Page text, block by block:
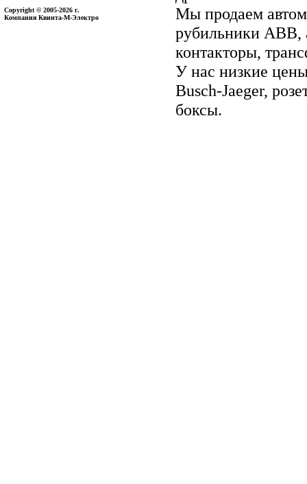
Copyright © 2005-2026 г.
Компания Квинта-М-Электро
Мы продаем
рубильники ABB,
контакторы,
У нас низкие
Busch-Jaeger,
боксы.